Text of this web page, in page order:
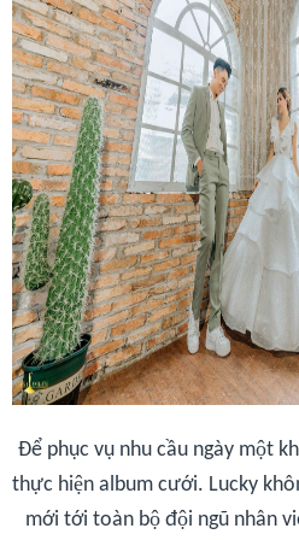
Để phục vụ nhu cầu ngày một
thực hiện album cưới. Lucky
mới tới toàn bộ đội ngũ nhân